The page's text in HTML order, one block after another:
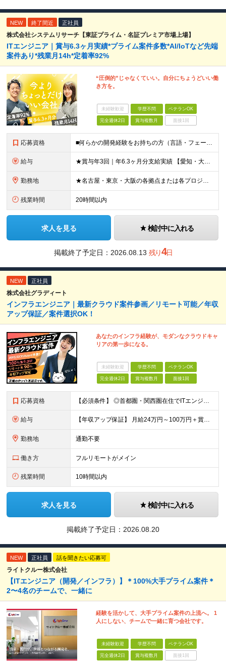
NEW 終了間近 正社員
株式会社システムリサーチ【東証プライム・名証プレミア市場上場】
ITエンジニア｜賞与6.3ヶ月実績*プライム案件多数*AI/IoTなど先端
案件あり*残業月14h*定着率92%
“圧倒的”じゃなくていい。自分にちょうどいい働
き方を。
未経験歓迎 学歴不問 ベテランOK
完全週休2日 賞与複数月 面接1回
応募資格 ■何らかの開発経験をお持ちの方（言語・フェーズ不問） ■学歴不問 ☆「運用保守経験しかない」「PMやPLに挑戦したいけど機会がない…」そんな方もOK！当社で経験を積んでいただけます！ ＼このような方
給与 ★賞与年3回｜年6.3ヶ月分支給実績 【愛知・大阪】 月給25.5万円～35万円＋各種手当＋賞与年2回＋業績賞与 ※上記には一律の地域手当2.5万円を含みます 【東京】 月給27万円～35万円＋各
勤務地 ★名古屋・東京・大阪の各拠点または各プロジェクト先での勤務となります （愛知、岐阜、東京、埼玉、千葉、神奈川、大阪、兵庫、京都など） ★U・Iターン歓迎！原則転勤なし ★リモートワーク対応案件もあり
残業時間 20時間以内
求人を見る 検討中に入れる
掲載終了予定日： 2026.08.13 残り4日
NEW 正社員
株式会社グラディート
インフラエンジニア｜最新クラウド案件参画／リモート可能／年収
アップ保証／案件選択OK！
あなたのインフラ経験が、モダンなクラウドキャ
リアの第一歩になる。
未経験歓迎 学歴不問 ベテランOK
完全週休2日 賞与複数月 面接1回
応募資格 【必須条件】 ◎⾸都圏・関⻄圏在住でITエンジニアとしての実務経験が3年以上ある⽅（開発・インフラいずれも歓迎） →⾸都圏（東京、神奈川、千葉、埼⽟）、関⻄圏（⼤阪、兵庫、京都）在住のITエンジニア採
給与 【年収アップ保証】 月給24万円～100万円＋賞与（年3回）＋諸手当 ◆想定年収432万円〜1200万円(経験・スキルを考慮し決定) ※年収アップ保証付帯 ◆基本給には⽉20時間分の固定残業代(31,
勤務地 通勤不要
働き方 フルリモートがメイン
残業時間 10時間以内
求人を見る 検討中に入れる
掲載終了予定日： 2026.08.20
NEW 正社員 話を聞きたい応募可
ライトクルー株式会社
【ITエンジニア（開発／インフラ）】＊100%大手プライム案件＊
2〜4名のチームで、一緒に
経験を活かして、大手プライム案件の上流へ。 1
人にしない、チームで一緒に育つ会社です。
未経験歓迎 学歴不問 ベテランOK
完全週休2日 賞与複数月 面接1回